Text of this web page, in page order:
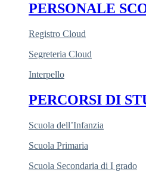
PERSONALE
Registro Cloud
Segreteria Cloud
Interpello
PERCORSI DI
Scuola dell’Infanzia
Scuola Primaria
Scuola Secondaria di I grado